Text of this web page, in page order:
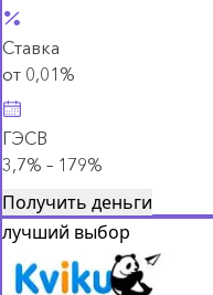
Ставка
от 0,01%
ГЭСВ
3,7% – 179%
Получить деньги
лучший выбор